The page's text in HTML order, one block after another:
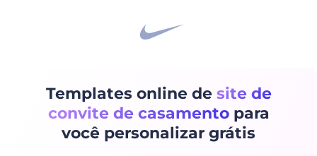
Templates online de site de
convite de casamentopara
você personalizar grátis